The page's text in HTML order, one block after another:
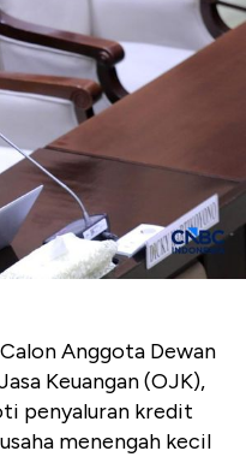
Anggota Dewan
Keuangan (OJK),
penyaluran kredit
menengah kecil